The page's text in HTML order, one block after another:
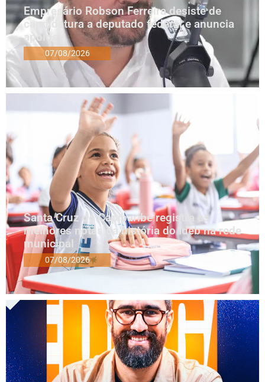
Empresário Robson Ferreira desiste de
candidatura a deputado federal e anuncia
apoios
07/08/2026
Santa Cruz do Capibaribe registra as
melhores notas da história do Ideb na rede
municipal
07/08/2026